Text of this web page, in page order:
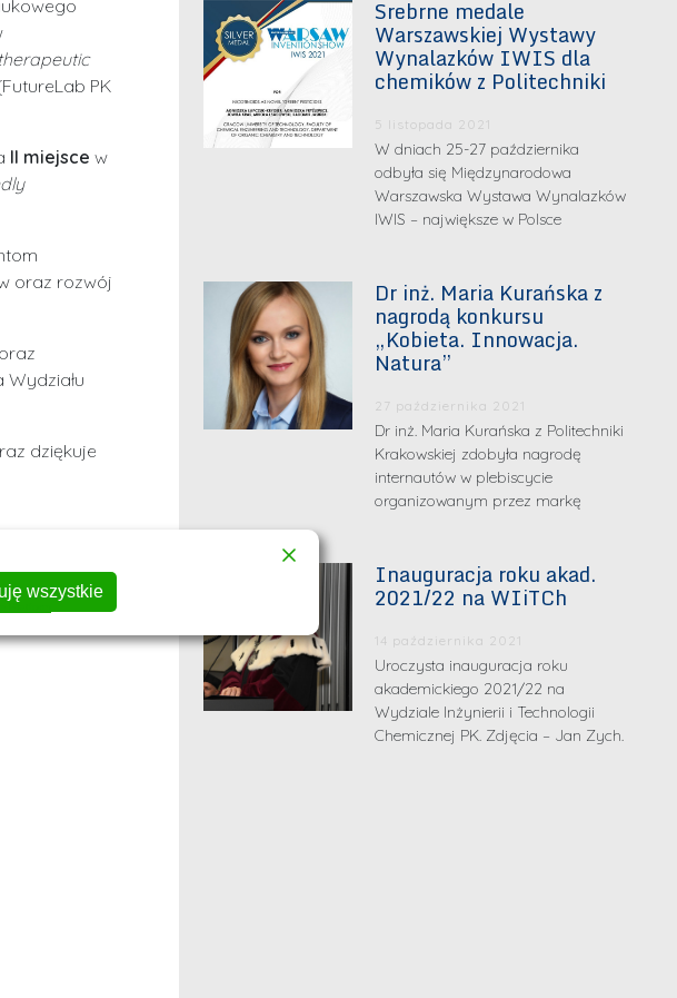
PK
II miejsce w
oraz rozwój
dziękuje
Srebrne medale
Warszawskiej Wystawy
Wynalazków IWIS dla
chemików z Politechniki
5 listopada 2021
W dniach 25-27 października
odbyła się Międzynarodowa
Warszawska Wystawa Wynalazków
IWIS – największe w Polsce
Dr inż. Maria Kurańska z
nagrodą konkursu
„Kobieta. Innowacja.
Natura”
27 października 2021
Dr inż. Maria Kurańska z Politechniki
Krakowskiej zdobyła nagrodę
internautów w plebiscycie
organizowanym przez markę
Inauguracja roku akad.
2021/22 na WIiTCh
14 października 2021
Uroczysta inauguracja roku
akademickiego 2021/22 na
Wydziale Inżynierii i Technologii
Chemicznej PK. Zdjęcia – Jan Zych.
wszystkie
Platform